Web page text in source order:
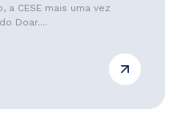
a CESE mais uma vez
Doar....